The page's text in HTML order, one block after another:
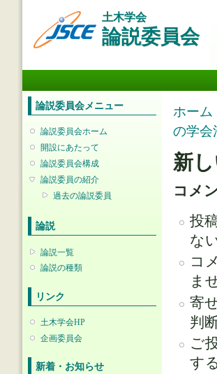
土木学会
論説委員会
論説委員会メニュー
論説委員会ホーム
開設にあたって
論説委員会構成
論説委員の紹介
過去の論説委員
論説
論説一覧
論説の種類
リンク
土木学会HP
企画委員会
新着・お知らせ
現在地
ホーム
の学
新
コメ
投
な
コ
ま
寄
判
ご
す